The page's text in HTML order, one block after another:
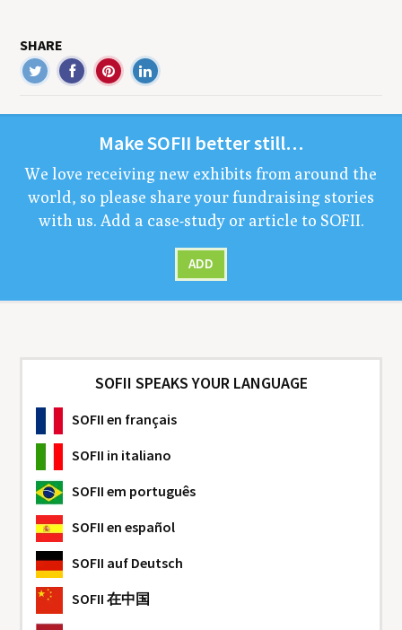
SHARE
MakeSOFII bet­ter still…
We love receiv­ing new exhibits from around the
world, so please share your fundrais­ing sto­ries
with us. Add a case-study or arti­cle to SOFII.
ADD
SOFII SPEAKS YOUR LANGUAGE
SOFII en français
SOFII in italiano
SOFII em português
SOFII en español
SOFII auf Deutsch
SOFII 在中国